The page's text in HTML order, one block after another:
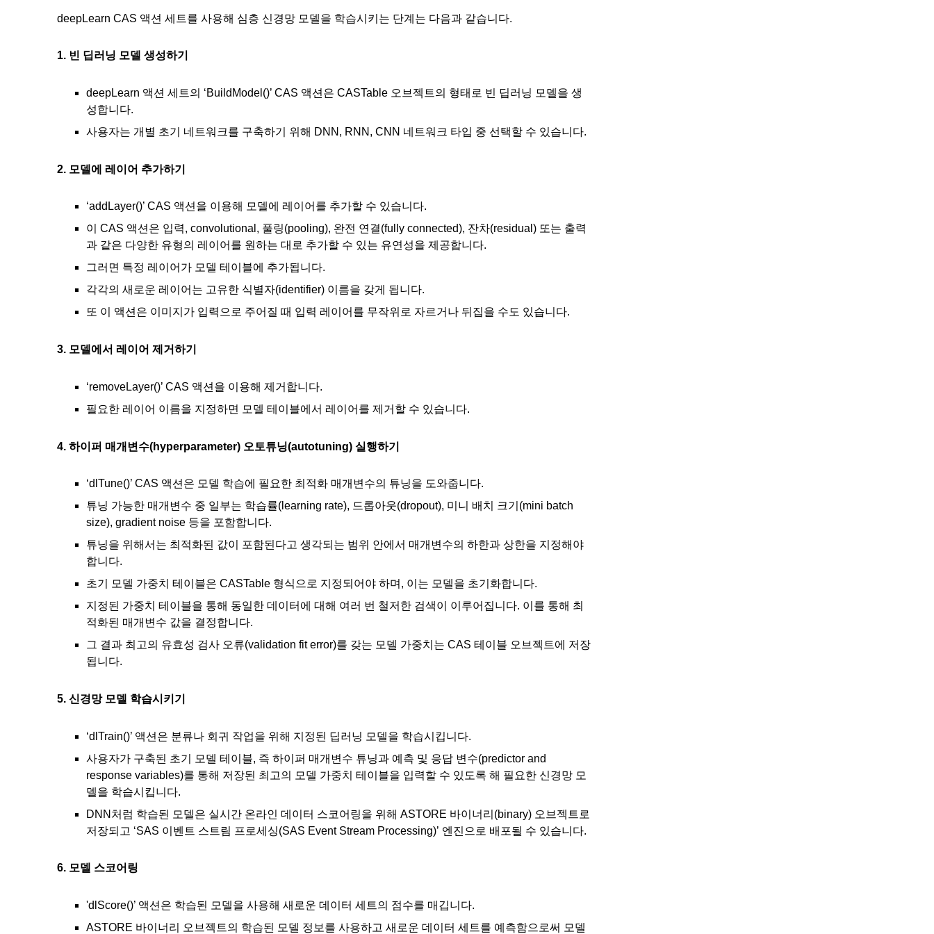
deepLearn CAS 액션 세트를 사용해 심층 신경망 모델을 학습시키는 단계는 다음과 같습니다.
1. 빈 딥러닝 모델 생성하기
deepLearn 액션 세트의 ‘BuildModel()’ CAS 액션은 CASTable 오브젝트의 형태로 빈 딥러닝 모델을 생
성합니다.
사용자는 개별 초기 네트워크를 구축하기 위해 DNN, RNN, CNN 네트워크 타입 중 선택할 수 있습니다.
2. 모델에 레이어 추가하기
‘addLayer()’ CAS 액션을 이용해 모델에 레이어를 추가할 수 있습니다.
이 CAS 액션은 입력, convolutional, 풀링(pooling), 완전 연결(fully connected), 잔차(residual) 또는 출력
과 같은 다양한 유형의 레이어를 원하는 대로 추가할 수 있는 유연성을 제공합니다.
그러면 특정 레이어가 모델 테이블에 추가됩니다.
각각의 새로운 레이어는 고유한 식별자(identifier) 이름을 갖게 됩니다.
또 이 액션은 이미지가 입력으로 주어질 때 입력 레이어를 무작위로 자르거나 뒤집을 수도 있습니다.
3. 모델에서 레이어 제거하기
‘removeLayer()’ CAS 액션을 이용해 제거합니다.
필요한 레이어 이름을 지정하면 모델 테이블에서 레이어를 제거할 수 있습니다.
4. 하이퍼 매개변수(hyperparameter) 오토튜닝(autotuning) 실행하기
‘dlTune()’ CAS 액션은 모델 학습에 필요한 최적화 매개변수의 튜닝을 도와줍니다.
튜닝 가능한 매개변수 중 일부는 학습률(learning rate), 드롭아웃(dropout), 미니 배치 크기(mini batch
size), gradient noise 등을 포함합니다.
튜닝을 위해서는 최적화된 값이 포함된다고 생각되는 범위 안에서 매개변수의 하한과 상한을 지정해야
합니다.
초기 모델 가중치 테이블은 CASTable 형식으로 지정되어야 하며, 이는 모델을 초기화합니다.
지정된 가중치 테이블을 통해 동일한 데이터에 대해 여러 번 철저한 검색이 이루어집니다. 이를 통해 최
적화된 매개변수 값을 결정합니다.
그 결과 최고의 유효성 검사 오류(validation fit error)를 갖는 모델 가중치는 CAS 테이블 오브젝트에 저장
됩니다.
5. 신경망 모델 학습시키기
‘dlTrain()’ 액션은 분류나 회귀 작업을 위해 지정된 딥러닝 모델을 학습시킵니다.
사용자가 구축된 초기 모델 테이블, 즉 하이퍼 매개변수 튜닝과 예측 및 응답 변수(predictor and
response variables)를 통해 저장된 최고의 모델 가중치 테이블을 입력할 수 있도록 해 필요한 신경망 모
델을 학습시킵니다.
DNN처럼 학습된 모델은 실시간 온라인 데이터 스코어링을 위해 ASTORE 바이너리(binary) 오브젝트로
저장되고 ‘SAS 이벤트 스트림 프로세싱(SAS Event Stream Processing)’ 엔진으로 배포될 수 있습니다.
6. 모델 스코어링
'dlScore()’ 액션은 학습된 모델을 사용해 새로운 데이터 세트의 점수를 매깁니다.
ASTORE 바이너리 오브젝트의 학습된 모델 정보를 사용하고 새로운 데이터 세트를 예측함으로써 모델